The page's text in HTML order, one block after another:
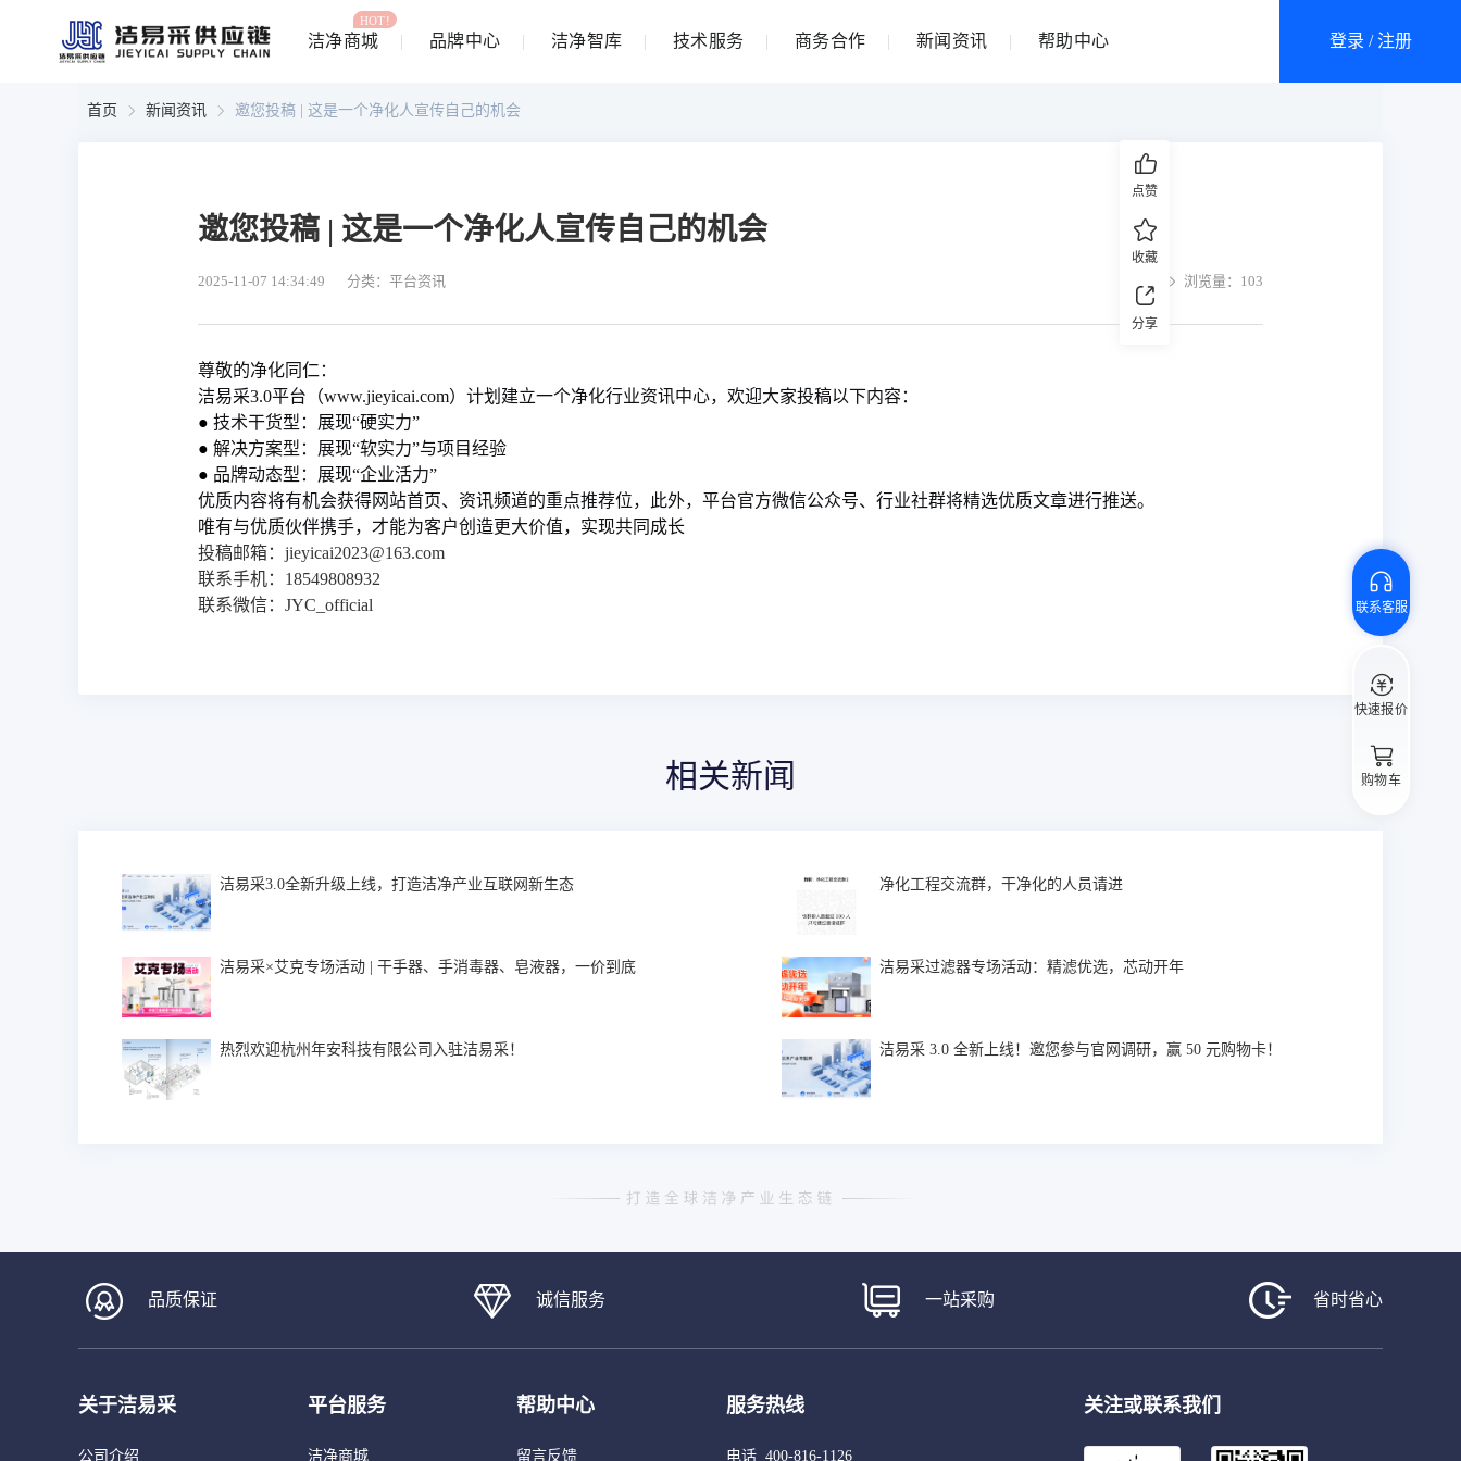
洁净商城
HOT!
品牌中心 洁净智库 技术服务 商务合作 新闻资讯 帮助中心 登录 / 注册
首页 新闻资讯 邀您投稿 | 这是一个净化人宣传自己的机会
点赞
收藏
分享
邀您投稿 | 这是一个净化人宣传自己的机会
2025-11-07 14:34:49 分类：平台资讯 浏览量：103
尊敬的净化同仁：
洁易采3.0平台（www.jieyicai.com）计划建立一个净化行业资讯中心，欢迎大家投稿以下内容：
● 技术干货型：展现“硬实力”
● 解决方案型：展现“软实力”与项目经验
● 品牌动态型：展现“企业活力”
优质内容将有机会获得网站首页、资讯频道的重点推荐位，此外，平台官方微信公众号、行业社群将精选优质文章进行推送。
唯有与优质伙伴携手，才能为客户创造更大价值，实现共同成长
投稿邮箱：jieyicai2023@163.com
联系手机：18549808932
联系微信：JYC_official
相关新闻
洁易采3.0全新升级上线，打造洁净产业互联网新生态 净化工程交流群，干净化的人员请进
洁易采×艾克专场活动 | 干手器、手消毒器、皂液器，一价到底 洁易采过滤器专场活动：精滤优选，芯动开年
热烈欢迎杭州年安科技有限公司入驻洁易采！ 洁易采 3.0 全新上线！邀您参与官网调研，赢 50 元购物卡！
品质保证 诚信服务 一站采购 省时省心
关于洁易采
公司介绍
平台服务
洁净商城
帮助中心
留言反馈
服务热线
电话 400-816-1126
关注或联系我们
联系客服
快速报价
购物车